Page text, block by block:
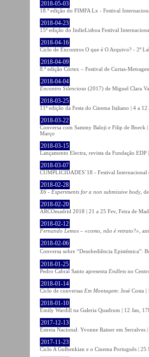
2018-05-03
18.ª edição do FIMFA Lx - Festival
2018-04-23
15ª edição do IndieLisboa Festival
2018-04-16
Ciclo de Encontros O que é O Arquivo? - 2º
2018-04-09
8.ª edição Córtex – Festival de Curtas-
2018-04-04
Encontro Silencioso (2017) de Miguel Clara
2018-03-25
11ª edição da Festa do Cinema Italiano | 4 a
2018-03-22
Conversa com Sammy Baloji e Filip de Boeck
Março
2018-03-15
Lançamento Electra, revista da Fundação
2018-03-07
CUMPLICIDADES´18 - Festival Internacional
2018-02-28
X6 - Experiments for a non submissive body ,
2018-02-20
ARCOmadrid 2018 | 21 a 25 Fev, Feira de
2018-02-12
Fernando Lemos – «como, não é retrato?» ,
2018-02-06
Conversa sobre “Desobediência
2018-01-25
Pedro Cabral Santo apresenta Endless no
2018-01-14
Ciclo de conversas Em Montagem: José Costa
2018-01-10
Emily Wardill na Galeria Quadrum | 12 Jan,
2017-12-13
Estreia Nacional: Yvonne Rainer em Serralves
2017-11-23
Ciclo A Gulbenkian e o Cinema Português |